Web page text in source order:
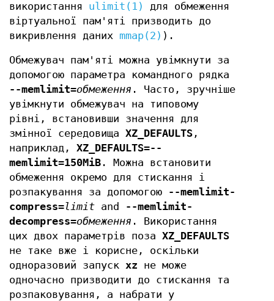
використання ulimit(1)
для обмеження
віртуальної пам'яті призводить до
викривлення даних mmap(2) ).
Обмежувач пам'яті можна увімкнути за
допомогою параметра командного рядка
--memlimit=обмеження . Часто, зручніше
увімкнути обмежувач на типовому
рівні, встановивши значення для
змінної середовища XZ_DEFAULTS ,
наприклад, XZ_DEFAULTS=--
memlimit=150MiB . Можна встановити
обмеження окремо для стискання і
розпакування за допомогою
--memlimit-
compress=limit and
--memlimit-
decompress=обмеження . Використання
цих двох параметрів поза XZ_DEFAULTS
не таке вже і корисне, оскільки
одноразовий запуск xz не може
одночасно призводити до стискання та
розпаковування, а набрати у